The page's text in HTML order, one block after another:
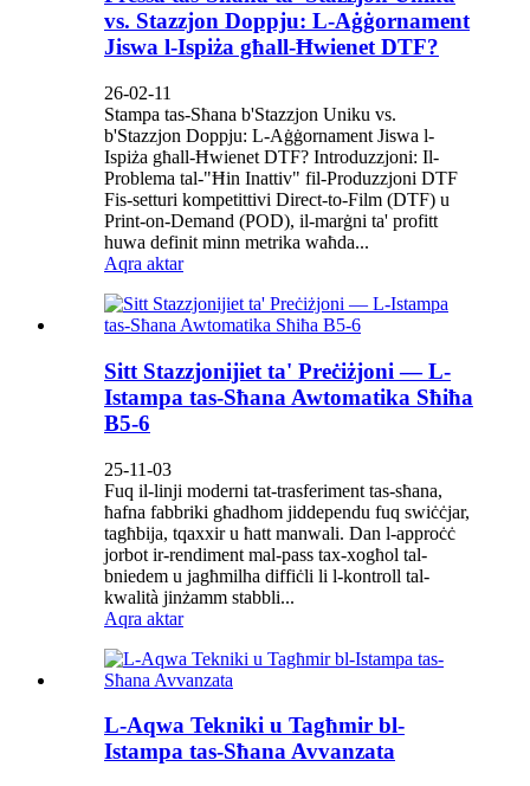
vs. Stazzjon Doppju: L-Aġġornament
Jiswa l-Ispiża għall-Ħwienet DTF?
26-02-11
Stampa tas-Sħana b'Stazzjon Uniku vs.
b'Stazzjon Doppju: L-Aġġornament Jiswa l-
Ispiża għall-Ħwienet DTF? Introduzzjoni: Il-
Problema tal-"Ħin Inattiv" fil-Produzzjoni DTF
Fis-setturi kompetittivi Direct-to-Film (DTF) u
Print-on-Demand (POD), il-marġni ta' profitt
huwa definit minn metrika waħda...
Aqra aktar
Sitt Stazzjonijiet ta' Preċiżjoni — L-
Istampa tas-Sħana Awtomatika Sħiħa
B5-6
25-11-03
Fuq il-linji moderni tat-trasferiment tas-sħana,
ħafna fabbriki għadhom jiddependu fuq swiċċjar,
tagħbija, tqaxxir u ħatt manwali. Dan l-approċċ
jorbot ir-rendiment mal-pass tax-xogħol tal-
bniedem u jagħmilha diffiċli li l-kontroll tal-
kwalità jinżamm stabbli...
Aqra aktar
L-Aqwa Tekniki u Tagħmir bl-
Istampa tas-Sħana Avvanzata